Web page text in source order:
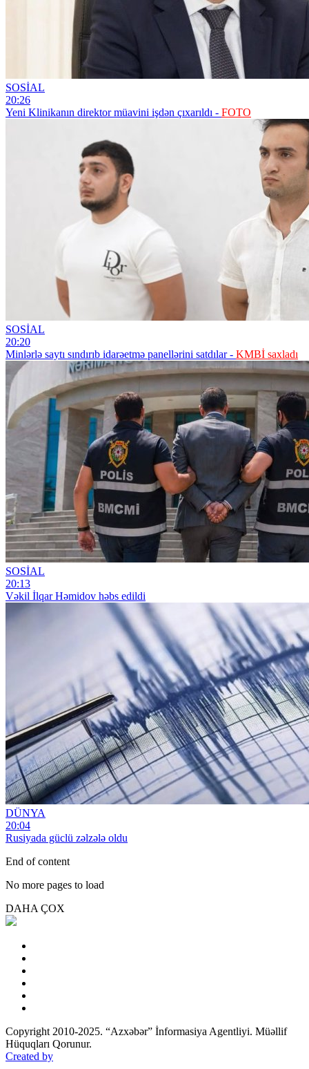
SOSİAL
20:26
Yeni Klinikanın direktor müavini işdən çıxarıldı - FOTO
SOSİAL
20:20
Minlərlə saytı sındırıb idarəetmə panellərini satdılar - KMBİ saxladı
SOSİAL
20:13
Vəkil İlqar Həmidov həbs edildi
DÜNYA
20:04
Rusiyada güclü zəlzələ oldu
End of content
No more pages to load
DAHA ÇOX
Copyright 2010-2025. “Azxəbər” İnformasiya Agentliyi. Müəllif
Hüquqları Qorunur.
Created by